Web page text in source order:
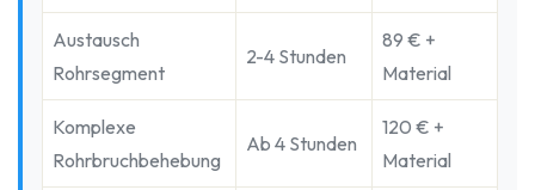
Austausch
Rohrsegment
2-4 Stunden
89 € +
Material
Komplexe
Rohrbruchbehebung
Ab 4 Stunden
120 € +
Material